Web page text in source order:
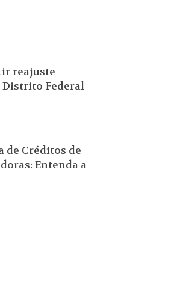
reajuste
Federal
de Créditos de
Entenda a